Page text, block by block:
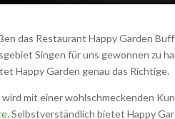
das Restaurant Happy Garden
Singen für uns gewonnen zu
Happy Garden genau das Richtige.
mit einer wohlschmeckenden
. Selbstverständlich bietet Happy